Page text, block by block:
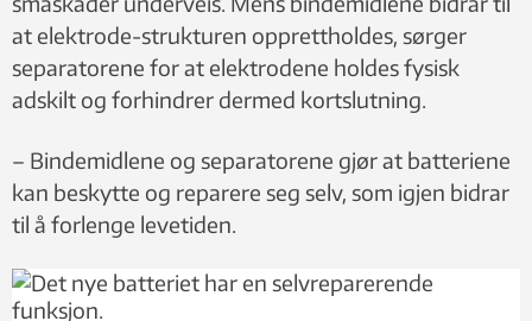
at elektrode-strukturen opprettholdes, sørger
separatorene for at elektrodene holdes fysisk
adskilt og forhindrer dermed kortslutning.
– Bindemidlene og separatorene gjør at batteriene
kan beskytte og reparere seg selv, som igjen bidrar
til å forlenge levetiden.